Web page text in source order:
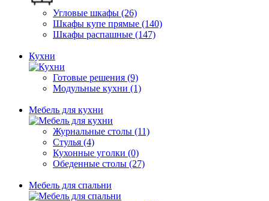
Угловые шкафы (26)
Шкафы купе прямые (140)
Шкафы распашные (147)
Кухни
Готовые решения (9)
Модульные кухни (1)
Мебель для кухни
Журнальные столы (11)
Стулья (4)
Кухонные уголки (0)
Обеденные столы (27)
Мебель для спальни